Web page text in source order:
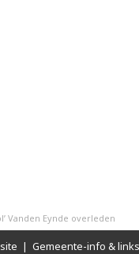
Vanden Eynde overleden
| Gemeente-info & links